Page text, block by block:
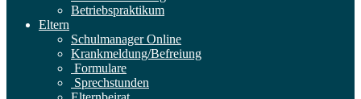
Betriebspraktikum
Eltern
Schulmanager Online
Krankmeldung/Befreiung
Formulare
Sprechstunden